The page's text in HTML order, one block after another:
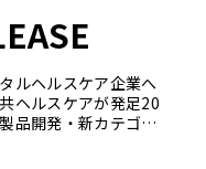
ルヘルスケア企業へ
ヘルスケアが発足20
品開発・新カテゴリ
統合時のエピソード